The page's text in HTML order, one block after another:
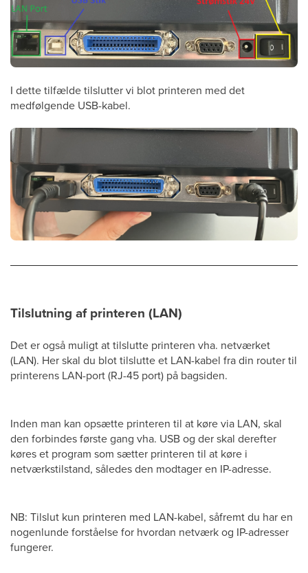
I dette tilfælde tilslutter vi blot printeren med det
medfølgende USB-kabel.
Tilslutning af printeren (LAN)
Det er også muligt at tilslutte printeren vha. netværket
(LAN). Her skal du blot tilslutte et LAN-kabel fra din router til
printerens LAN-port (RJ-45 port) på bagsiden.
Inden man kan opsætte printeren til at køre via LAN, skal
den forbindes første gang vha. USB og der skal derefter
køres et program som sætter printeren til at køre i
netværkstilstand, således den modtager en IP-adresse.
NB: Tilslut kun printeren med LAN-kabel, såfremt du har en
nogenlunde forståelse for hvordan netværk og IP-adresser
fungerer.